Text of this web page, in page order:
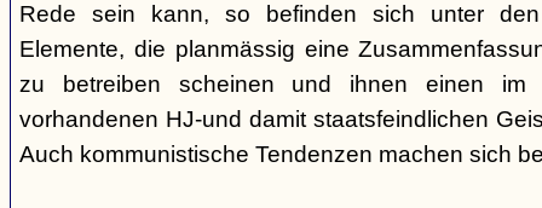
Rede sein kann, so befinden sich unter
Elemente, die planmässig eine
zu betreiben scheinen und ihnen einen im
vorhandenen HJ-und damit staatsfeindlichen
Auch kommunistische Tendenzen machen sich